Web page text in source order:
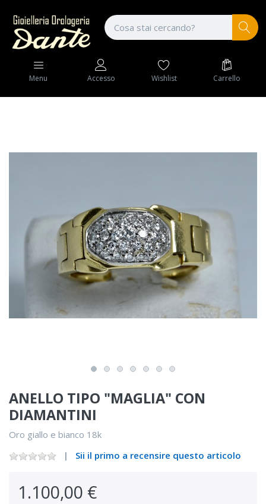
Menu Accesso Wishlist Carrello
ANELLO TIPO "MAGLIA" CON
DIAMANTINI
Oro giallo e bianco 18k
Sii il primo a recensire questo articolo
1.100,00 €